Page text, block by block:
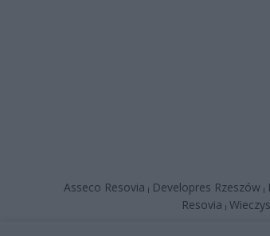
Asseco Resovia | Developres Rzeszów|
Resovia |